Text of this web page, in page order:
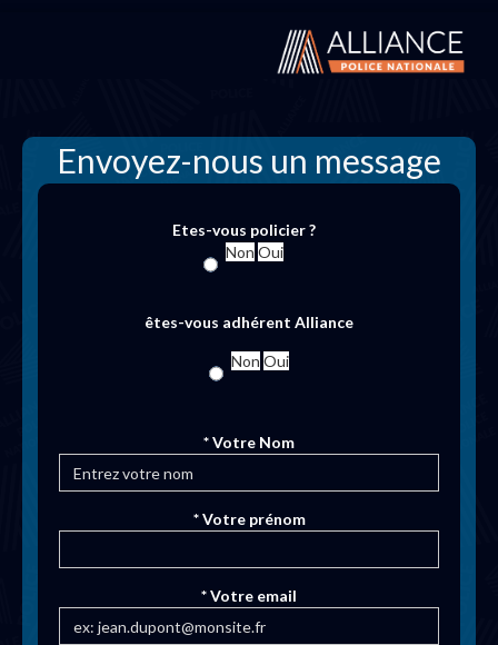
Envoyez-nous un message
Etes-vous policier ?
Non Oui
êtes-vous adhérent Alliance
Non Oui
* Votre Nom
* Votre prénom
* Votre email